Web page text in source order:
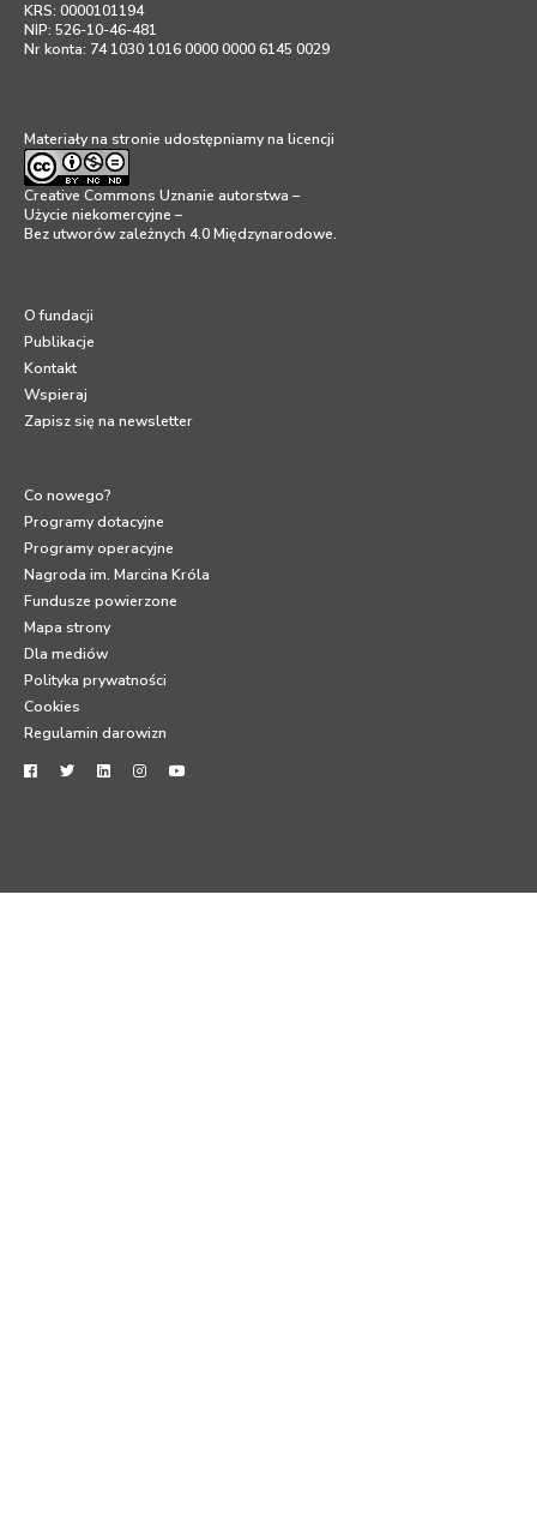
KRS: 0000101194
NIP: 526-10-46-481
Nr konta: 74 1030 1016 0000 0000 6145 0029
Materiały na stronie udostępniamy na licencji
Creative Commons Uznanie autorstwa –
Użycie niekomercyjne –
Bez utworów zależnych 4.0 Międzynarodowe.
O fundacji
Publikacje
Kontakt
Wspieraj
Zapisz się na newsletter
Co nowego?
Programy dotacyjne
Programy operacyjne
Nagroda im. Marcina Króla
Fundusze powierzone
Mapa strony
Dla mediów
Polityka prywatności
Cookies
Regulamin darowizn